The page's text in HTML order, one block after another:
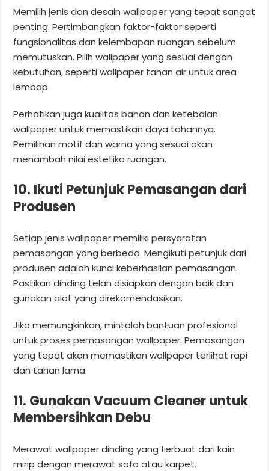
Memilih jenis dan desain wallpaper yang tepat sangat
penting. Pertimbangkan faktor-faktor seperti
fungsionalitas dan kelembapan ruangan sebelum
memutuskan. Pilih wallpaper yang sesuai dengan
kebutuhan, seperti wallpaper tahan air untuk area
lembap.
Perhatikan juga kualitas bahan dan ketebalan
wallpaper untuk memastikan daya tahannya.
Pemilihan motif dan warna yang sesuai akan
menambah nilai estetika ruangan.
10. Ikuti Petunjuk Pemasangan dari
Produsen
Setiap jenis wallpaper memiliki persyaratan
pemasangan yang berbeda. Mengikuti petunjuk dari
produsen adalah kunci keberhasilan pemasangan.
Pastikan dinding telah disiapkan dengan baik dan
gunakan alat yang direkomendasikan.
Jika memungkinkan, mintalah bantuan profesional
untuk proses pemasangan wallpaper. Pemasangan
yang tepat akan memastikan wallpaper terlihat rapi
dan tahan lama.
11. Gunakan Vacuum Cleaner untuk
Membersihkan Debu
Merawat wallpaper dinding yang terbuat dari kain
mirip dengan merawat sofa atau karpet.